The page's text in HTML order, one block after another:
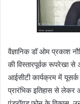
वैज्ञानिक डॉ ओम प्रकाश
की विस्तारपूर्वक रूपरेखा से
आईसीटी कार्यक्रम में
प्रारंभिक इतिहास से